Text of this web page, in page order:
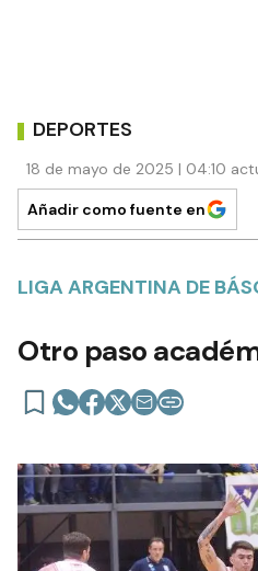
DEPORTES
18 de mayo de 2025 | 04:10
Añadir como fuente en
LIGA ARGENTINA DE
Otro paso